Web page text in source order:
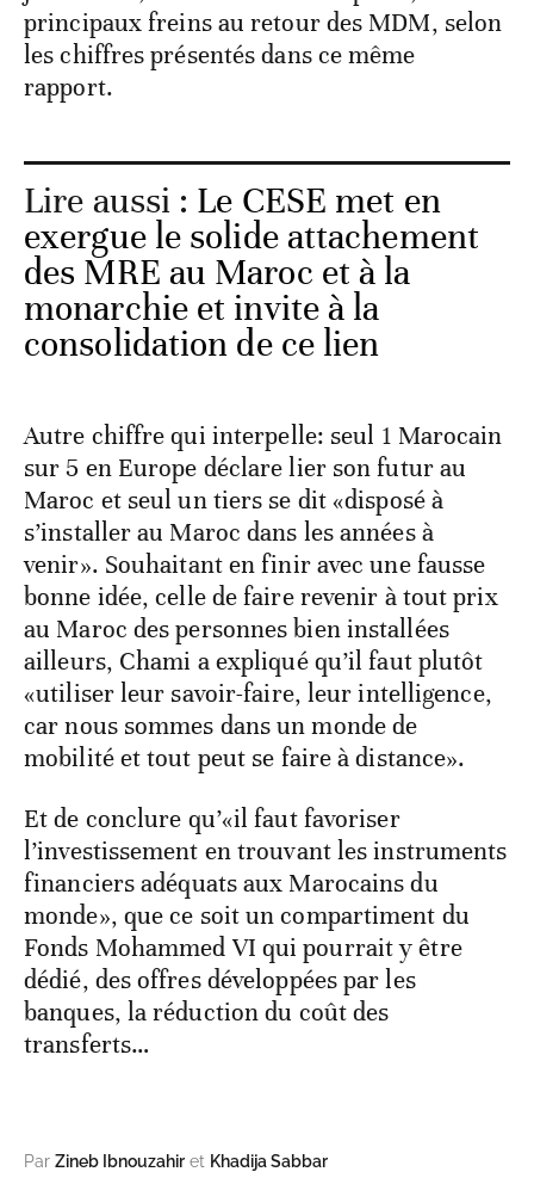
principaux freins au retour des MDM, selon
les chiffres présentés dans ce même
rapport.
Lire aussi : Le CESE met en
exergue le solide attachement
des MRE au Maroc et à la
monarchie et invite à la
consolidation de ce lien
Autre chiffre qui interpelle: seul 1 Marocain
sur 5 en Europe déclare lier son futur au
Maroc et seul un tiers se dit «disposé à
s’installer au Maroc dans les années à
venir». Souhaitant en finir avec une fausse
bonne idée, celle de faire revenir à tout prix
au Maroc des personnes bien installées
ailleurs, Chami a expliqué qu’il faut plutôt
«utiliser leur savoir-faire, leur intelligence,
car nous sommes dans un monde de
mobilité et tout peut se faire à distance».
Et de conclure qu’«il faut favoriser
l’investissement en trouvant les instruments
financiers adéquats aux Marocains du
monde», que ce soit un compartiment du
Fonds Mohammed VI qui pourrait y être
dédié, des offres développées par les
banques, la réduction du coût des
transferts…
Par Zineb Ibnouzahir et Khadija Sabbar